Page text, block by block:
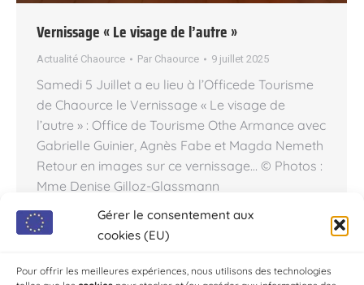
Gérer le consentement aux
cookies (EU)
Pour offrir les meilleures expériences, nous utilisons des technologies
Vernissage « Le visage de l’autre »
Actualité Chaource Par Chaource 9 juillet 2025
Samedi 5 Juillet a eu lieu à l’Officede Tourisme
de Chaource le Vernissage « Le visage de
l’autre » : Office de Tourisme Othe Armance avec
Gabrielle Guinier, Agnès Fabe et Magda Nemeth
Retour en images sur ce vernissage… © Photos :
Mme Denise Gilloz-Glassmann
← 1 … 4 5 6 7 8 … 10